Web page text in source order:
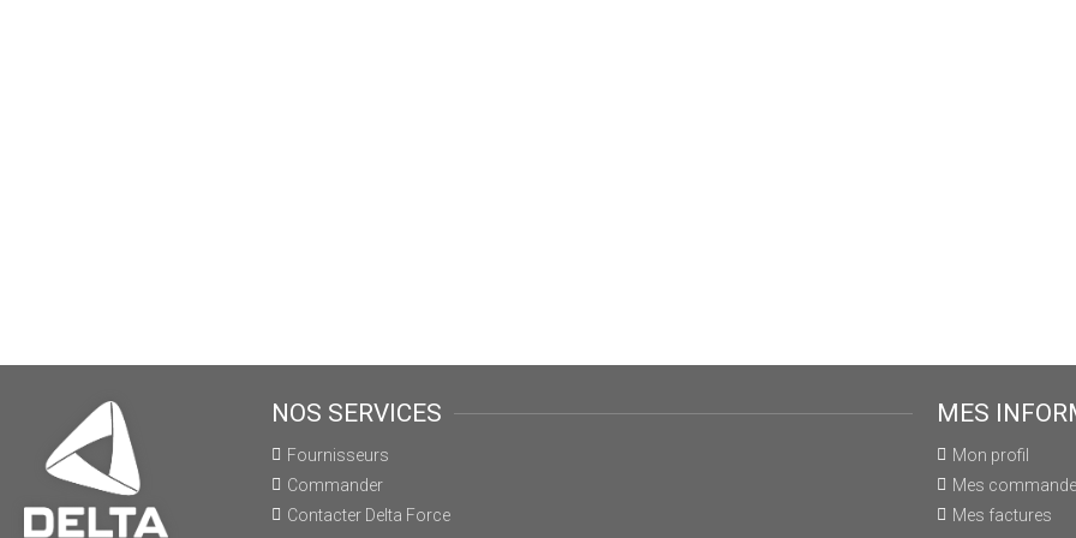
NOS SERVICES
Fournisseurs
Commander
Contacter Delta Force
MES
Mon profil
Mes
Mes factures